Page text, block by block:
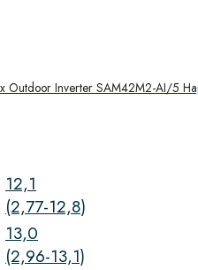
Outdoor Inverter SAM42M2-AI/5
12,1
(2,77-12,8)
13,0
(2,96-13,1)